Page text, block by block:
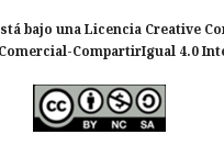
bajo una Licencia Creative
CompartirIgual 4.0